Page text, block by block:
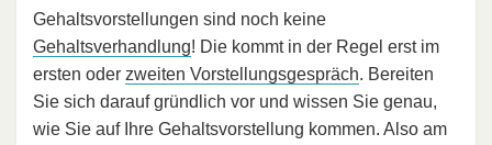
Gehaltsvorstellungen sind noch keine
Gehaltsverhandlung! Die kommt in der Regel erst im
ersten oder zweiten Vorstellungsgespräch. Bereiten
Sie sich darauf gründlich vor und wissen Sie genau,
wie Sie auf Ihre Gehaltsvorstellung kommen. Also am